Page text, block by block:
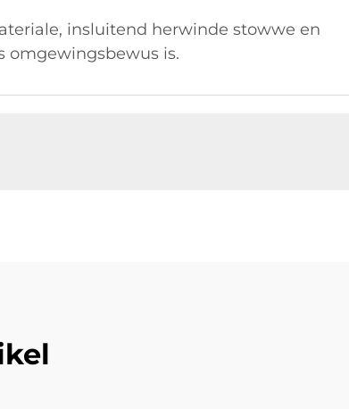
insluitend herwinde stowwe en
omgewingsbewus is.